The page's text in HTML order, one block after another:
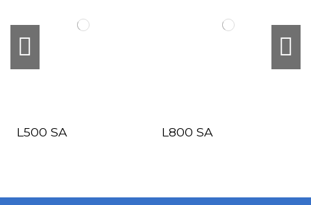
L500 SA L800 SA